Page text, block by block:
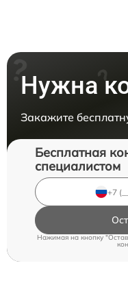
Нужна
Закажите
Бесплатная
специалистом
Нажимая на кнопку